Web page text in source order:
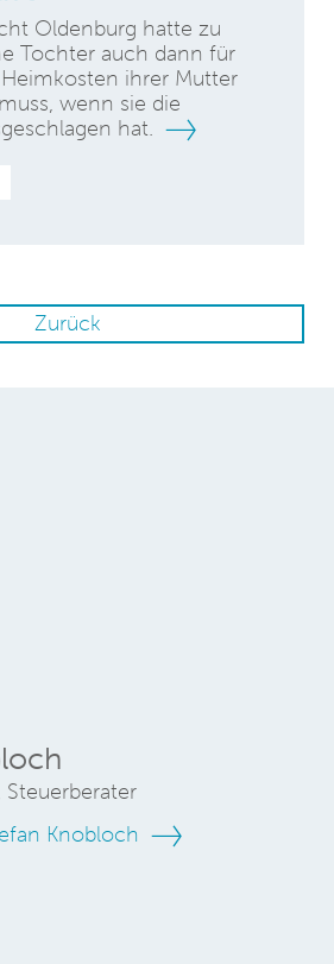
Oldenburg hatte zu
Tochter auch dann für
ihrer Mutter
wenn sie die
hat.
Zurück
Knobloch